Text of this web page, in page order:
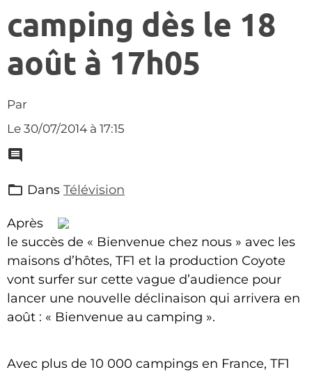
camping dès le 18
août à 17h05
Par
Le 30/07/2014 à 17:15
Dans Télévision
Après
le succès de « Bienvenue chez nous » avec les
maisons d’hôtes, TF1 et la production Coyote
vont surfer sur cette vague d’audience pour
lancer une nouvelle déclinaison qui arrivera en
août : « Bienvenue au camping ».
Avec plus de 10 000 campings en France, TF1